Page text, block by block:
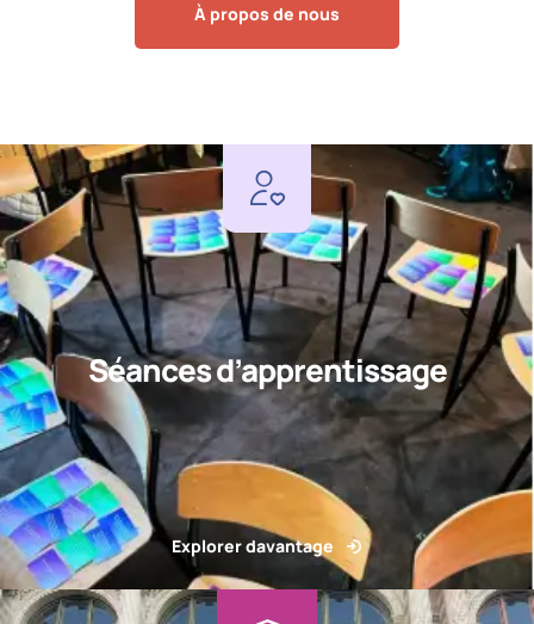
À propos de nous
Séances d’apprentissage
Explorer davantage